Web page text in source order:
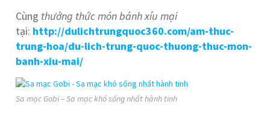
Cùng thưởng thức món bánh xíu mại
tại: http://dulichtrungquoc360.com/am-thuc-
trung-hoa/du-lich-trung-quoc-thuong-thuc-mon-
banh-xiu-mai/
Sa mạc Gobi – Sa mạc khó sống nhất hành tinh